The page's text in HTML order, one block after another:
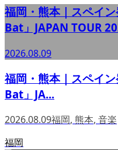
福岡・熊本｜スペイ
Bat」JAPAN TOUR
2026.08.09
福岡・熊本｜スペイ
Bat」JA...
2026.08.09福岡, 熊本, 音楽
福岡